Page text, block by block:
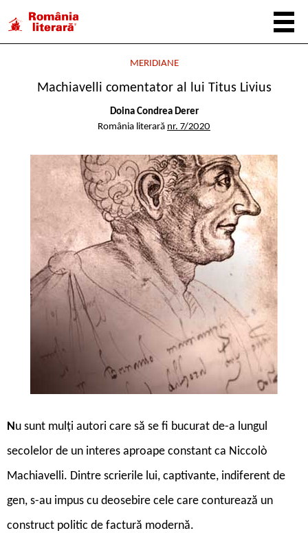
MERIDIANE
Machiavelli comentator al lui Titus Livius
Doina Condrea Derer
România literară nr. 7/2020
N u sunt mulți autori care să se fi bucurat de-a lungul
secolelor de un interes aproape constant ca Niccolò
Machiavelli. Dintre scrierile lui, captivante, indiferent de
gen, s-au impus cu deosebire cele care conturează un
construct politic de factură modernă.